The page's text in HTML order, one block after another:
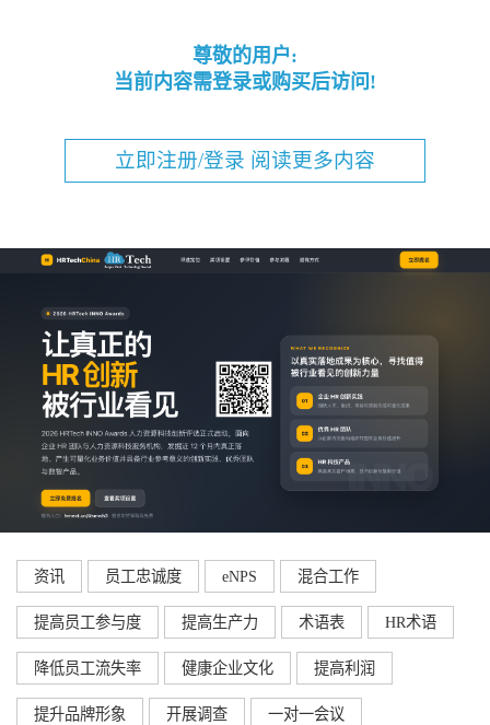
尊敬的用户:
当前内容需登录或购买后访问!
立即注册/登录 阅读更多内容
资讯 员工忠诚度 eNPS 混合工作
提高员工参与度 提高生产力 术语表 HR术语
降低员工流失率 健康企业文化 提高利润
提升品牌形象 开展调查 一对一会议